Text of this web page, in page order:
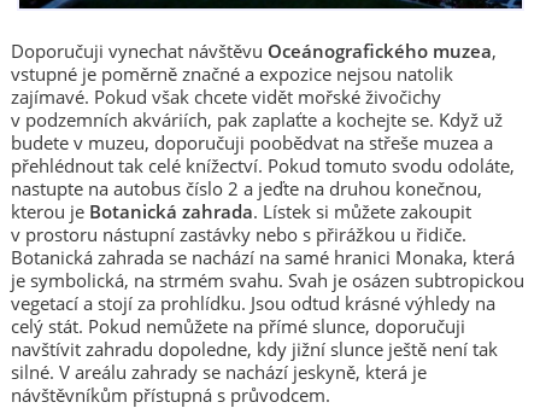
Doporučuji vynechat návštěvu Oceánografického muzea,
vstupné je poměrně značné a expozice nejsou natolik
zajímavé. Pokud však chcete vidět mořské živočichy
v podzemních akváriích, pak zaplaťte a kochejte se. Když už
budete v muzeu, doporučuji poobědvat na střeše muzea a
přehlédnout tak celé knížectví. Pokud tomuto svodu odoláte,
nastupte na autobus číslo 2 a jeďte na druhou konečnou,
kterou je Botanická zahrada. Lístek si můžete zakoupit
v prostoru nástupní zastávky nebo s přirážkou u řidiče.
Botanická zahrada se nachází na samé hranici Monaka, která
je symbolická, na strmém svahu. Svah je osázen subtropickou
vegetací a stojí za prohlídku. Jsou odtud krásné výhledy na
celý stát. Pokud nemůžete na přímé slunce, doporučuji
navštívit zahradu dopoledne, kdy jižní slunce ještě není tak
silné. V areálu zahrady se nachází jeskyně, která je
návštěvníkům přístupná s průvodcem.